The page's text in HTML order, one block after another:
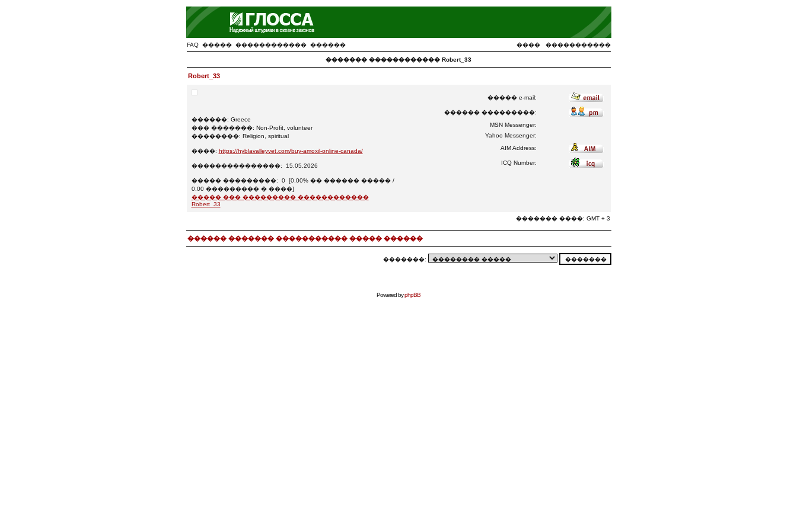
FAQ ����� ������������ ������ ���� �����������
������� ������������ Robert_33
Robert_33
������: Greece
��� �������: Non-Profit, volunteer
��������: Religion, spiritual
����: https://hyblavalleyvet.com/buy-amoxil-online-canada/
���������������: 15.05.2026
����� ���������: 0 [0.00% �� ������ ����� /
0.00 ��������� � ����]
����� ��� ��������� ������������
Robert_33
����� e-mail:
������ ���������:
MSN Messenger:
Yahoo Messenger:
AIM Address:
ICQ Number:
������� ����: GMT + 3
������ ������� ����������� ����� ������
�������:
Powered byphpBB